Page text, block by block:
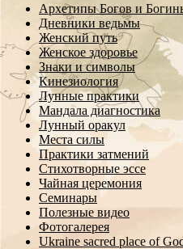
Архетипы Богов и
Дневники ведьмы
Женский путь
Женское здоровье
Знаки и символы
Кинезиология
Лунные практики
Мандала диагностика
Лунный оракул
Места силы
Практики затмений
Стихотворные эссе
Чайная церемония
Семинары
Полезные видео
Фотогалерея
Ukraine sacred place of